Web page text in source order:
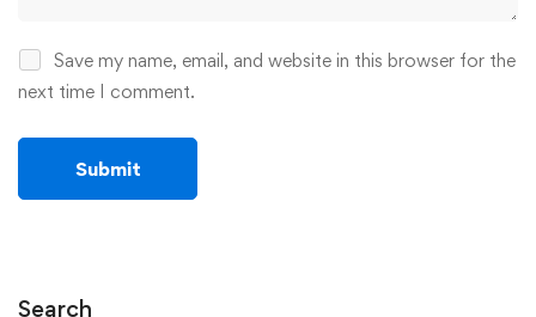
Save my name, email, and website in this browser for the
next time I comment.
Search